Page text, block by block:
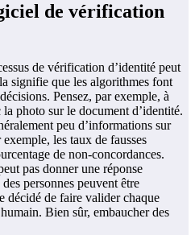
de vérification
de vérification d’identité peut
signifie que les algorithmes font
Pensez, par exemple, à
photo sur le document d’identité.
peu d’informations sur
les taux de fausses
de non-concordances.
pas donner une réponse
personnes peuvent être
décidé de faire valider chaque
Bien sûr, embaucher des